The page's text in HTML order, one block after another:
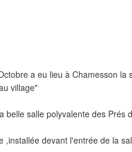
a eu lieu à Chamesson la
village"
belle salle polyvalente des Prés
,installée devant l'entrée de la